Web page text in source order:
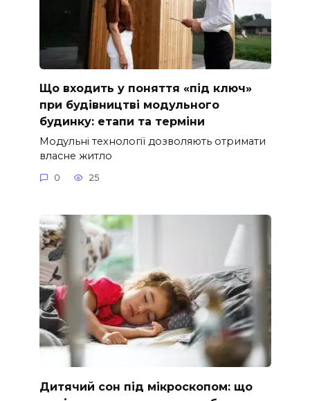
Що входить у поняття «під ключ»
при будівництві модульного
будинку: етапи та терміни
Модульні технології дозволяють отримати
власне житло
0 25
Дитячий сон під мікроскопом: що